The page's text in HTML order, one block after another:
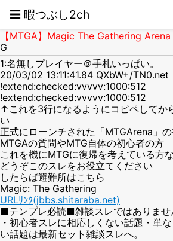
☰ 暇つぶし2ch
【MTGA】Magic The Gathering Arena
G
1:名無しプレイヤー＠手札いっぱい。
20/03/02 13:11:41.84 QXbW+/TN0.net
!extend:checked:vvvvv:1000:512
!extend:checked:vvvvv:1000:512
↑これを3行になるようにコピペしてか
い
正式にローンチされた「MTGArena」
MTGAの質問やMTG自体の初心者の方
これを機にMTGに復帰を考えている方
どうぞこのスレをお役立てください
したらば避難所はこちら
Magic: The Gathering
URLﾘﾝｸ(jbbs.shitaraba.net)
■テンプレ必読■雑談スレではありま
・初心者スレに相応しくない話題・単
い話題は最新セット雑談スレへ。